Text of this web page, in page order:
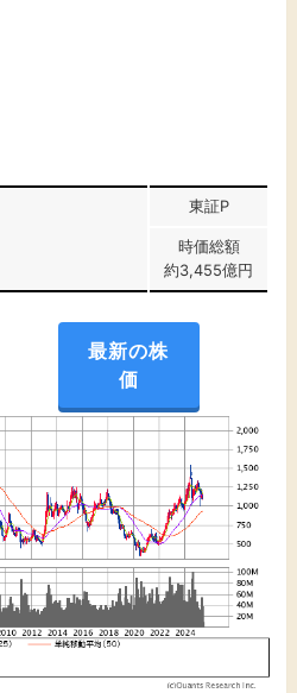
東証P
時価総額
約3,455億円
最新の株
価